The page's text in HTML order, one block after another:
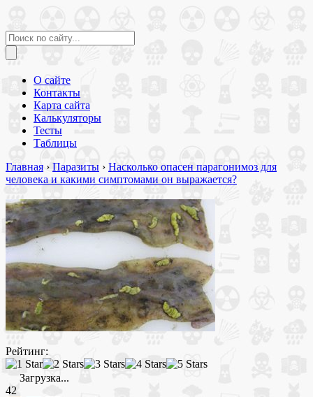
О сайте
Контакты
Карта сайта
Калькуляторы
Тесты
Таблицы
Главная › Паразиты › Насколько опасен парагонимоз для
человека и какими симптомами он выражается?
Рейтинг:
Загрузка...
42